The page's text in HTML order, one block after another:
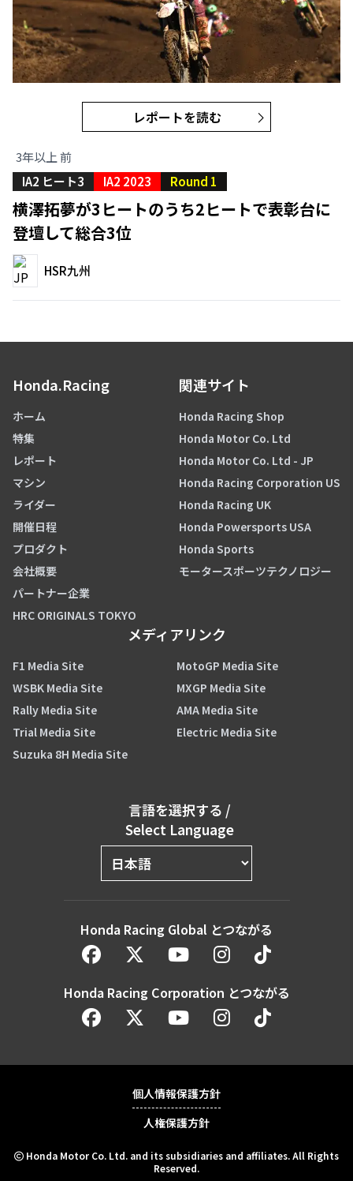
レポートを読む
3年以上 前
IA2 ヒート3
IA2 2023 Round 1
横澤拓夢が3ヒートのうち2ヒートで表彰台に
登壇して総合3位
HSR九州
Honda.Racing
ホーム
特集
レポート
マシン
ライダー
開催日程
プロダクト
会社概要
パートナー企業
HRC ORIGINALS TOKYO
関連サイト
Honda Racing Shop
Honda Motor Co. Ltd
Honda Motor Co. Ltd - JP
Honda Racing Corporation US
Honda Racing UK
Honda Powersports USA
Honda Sports
モータースポーツテクノロジー
メディアリンク
F1 Media Site
MotoGP Media Site
WSBK Media Site
MXGP Media Site
Rally Media Site
AMA Media Site
Trial Media Site
Electric Media Site
Suzuka 8H Media Site
言語を選択する /
Select Language
Honda Racing Global とつながる
Honda Racing Corporation とつながる
Honda Motor Co. Ltd. and its subsidiaries and affiliates. All Rights
Reserved.
個人情報保護方針
人権保護方針